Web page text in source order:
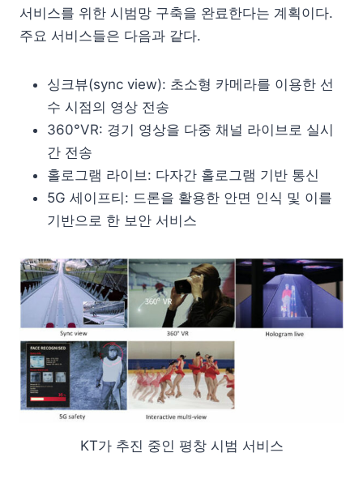
서비스를 위한 시범망 구축을 완료한다는 계획이다.
주요 서비스들은 다음과 같다.
싱크뷰(sync view): 초소형 카메라를 이용한 선
수 시점의 영상 전송
360°VR: 경기 영상을 다중 채널 라이브로 실시
간 전송
홀로그램 라이브: 다자간 홀로그램 기반 통신
5G 세이프티: 드론을 활용한 안면 인식 및 이를
기반으로 한 보안 서비스
KT가 추진 중인 평창 시범 서비스